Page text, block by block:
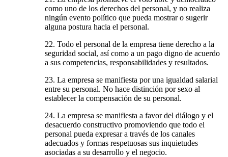
como uno de los derechos del personal, y no realiza
ningún evento político que pueda mostrar o sugerir
alguna postura hacia el personal.
22. Todo el personal de la empresa tiene derecho a la
seguridad social, así como a un pago digno de acuerdo
a sus competencias, responsabilidades y resultados.
23. La empresa se manifiesta por una igualdad salarial
entre su personal. No hace distinción por sexo al
establecer la compensación de su personal.
24. La empresa se manifiesta a favor del diálogo y el
desacuerdo constructivo promoviendo que todo el
personal pueda expresar a través de los canales
adecuados y formas respetuosas sus inquietudes
asociadas a su desarrollo y el negocio.